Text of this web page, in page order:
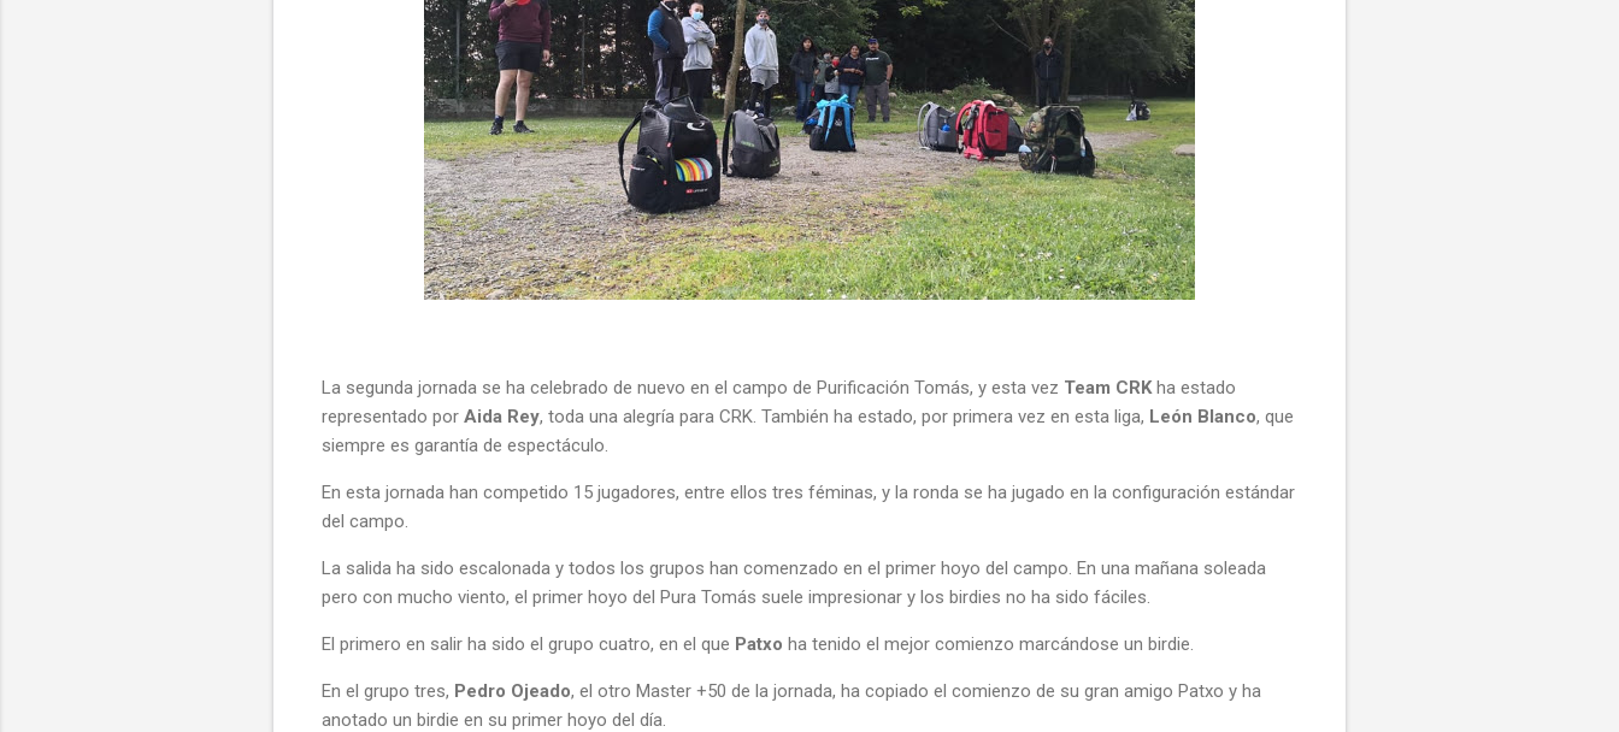
La segunda jornada se ha celebrado de nuevo en el campo de Purificación Tomás, y esta vez Team CRK ha estado
representado por Aida Rey, toda una alegría para CRK. También ha estado, por primera vez en esta liga, León Blanco, que
siempre es garantía de espectáculo.
En esta jornada han competido 15 jugadores, entre ellos tres féminas, y la ronda se ha jugado en la configuración estándar
del campo.
La salida ha sido escalonada y todos los grupos han comenzado en el primer hoyo del campo. En una mañana soleada
pero con mucho viento, el primer hoyo del Pura Tomás suele impresionar y los birdies no ha sido fáciles.
El primero en salir ha sido el grupo cuatro, en el que Patxo ha tenido el mejor comienzo marcándose un birdie.
En el grupo tres, Pedro Ojeado, el otro Master +50 de la jornada, ha copiado el comienzo de su gran amigo Patxo y ha
anotado un birdie en su primer hoyo del día.